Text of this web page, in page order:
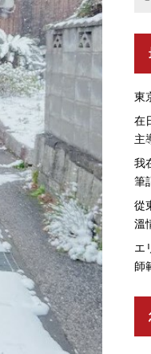
東
在
主
我
筆
從
溫
エ
師